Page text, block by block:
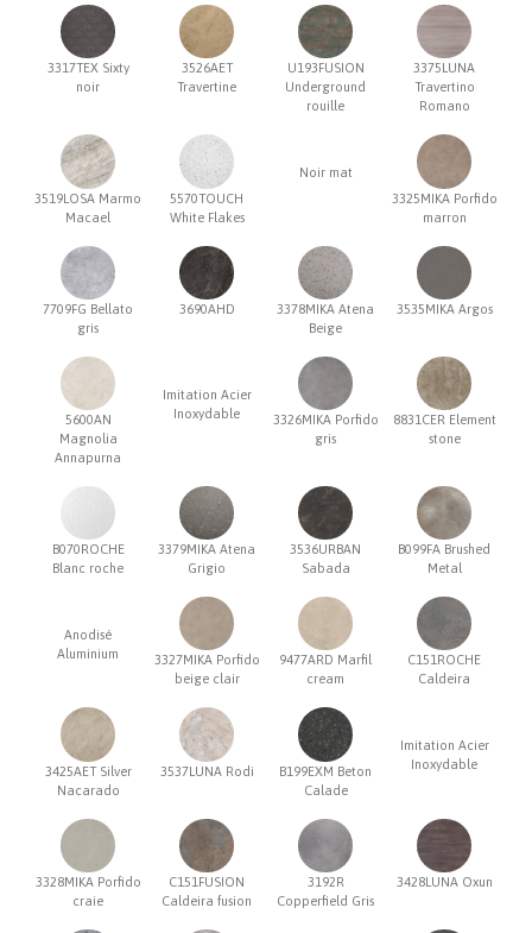
3317TEX Sixty
noir
3526AET
Travertine
U193FUSION
Underground
rouille
3375LUNA
Travertino
Romano
3519LOSA Marmo
Macael
5570TOUCH
White Flakes
Noir mat
3325MIKA Porfido
marron
7709FG Bellato
gris
3690AHD
3378MIKA Atena
Beige
3535MIKA Argos
5600AN
Magnolia
Annapurna
Imitation Acier
Inoxydable
3326MIKA Porfido
gris
8831CER Element
stone
B070ROCHE
Blanc roche
3379MIKA Atena
Grigio
3536URBAN
Sabada
B099FA Brushed
Metal
Anodisé
Aluminium
3327MIKA Porfido
beige clair
9477ARD Marfil
cream
C151ROCHE
Caldeira
3425AET Silver
Nacarado
3537LUNA Rodi
B199EXM Beton
Calade
Imitation Acier
Inoxydable
3328MIKA Porfido
craie
C151FUSION
Caldeira fusion
3192R
Copperfield Gris
3428LUNA Oxun